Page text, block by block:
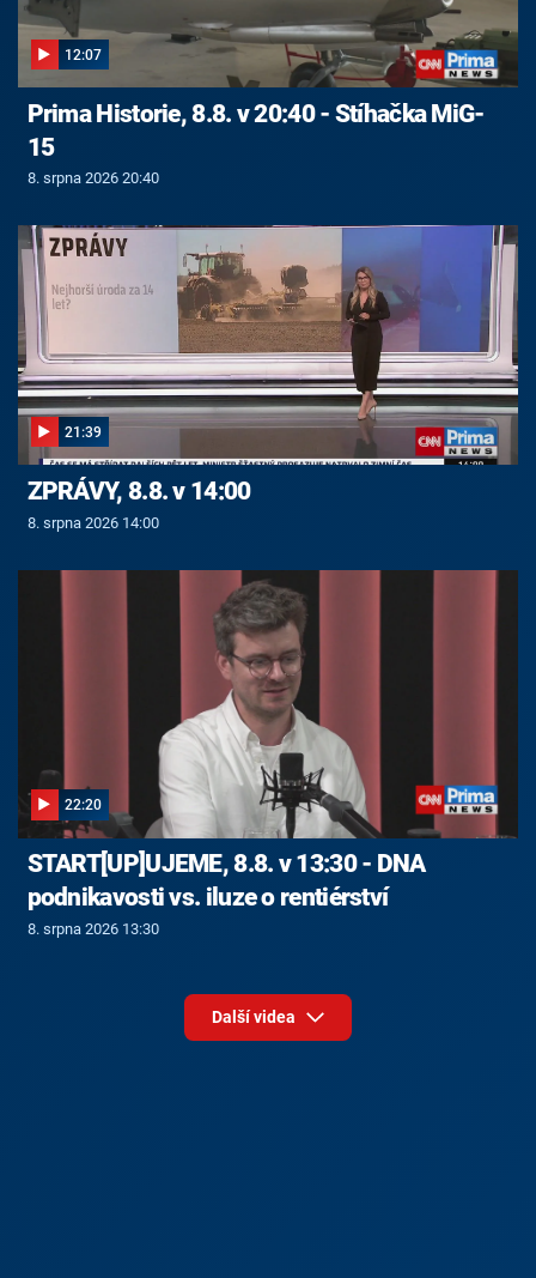
12:07
Prima Historie, 8.8. v 20:40 - Stíhačka MiG-
15
8. srpna 2026 20:40
21:39
ZPRÁVY, 8.8. v 14:00
8. srpna 2026 14:00
22:20
START[UP]UJEME, 8.8. v 13:30 - DNA
podnikavosti vs. iluze o rentiérství
8. srpna 2026 13:30
Další videa